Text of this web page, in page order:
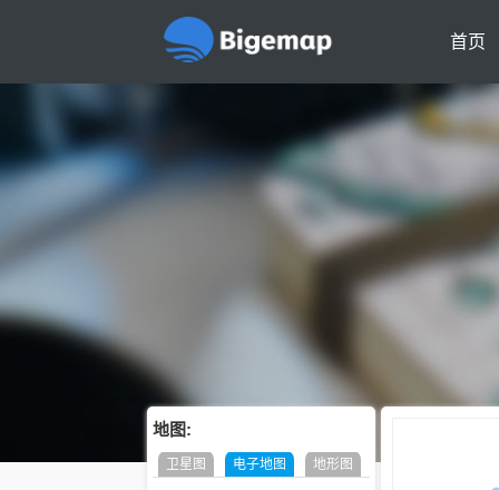
首页
地图:
卫星图 电子地图 地形图